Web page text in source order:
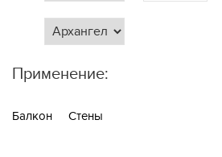
Применение:
Балкон Стены